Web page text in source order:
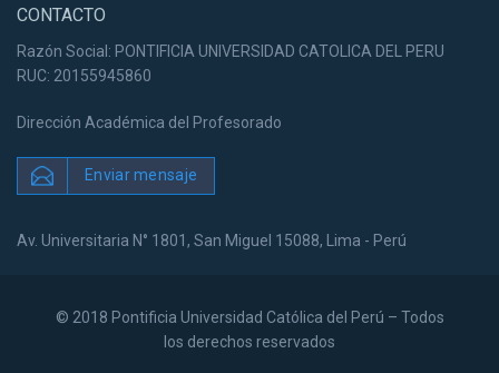
CONTACTO
Razón Social: PONTIFICIA UNIVERSIDAD CATOLICA DEL PERU
RUC: 20155945860
Dirección Académica del Profesorado
Enviar mensaje
Av. Universitaria N° 1801, San Miguel 15088, Lima - Perú
© 2018 Pontificia Universidad Católica del Perú – Todos
los derechos reservados